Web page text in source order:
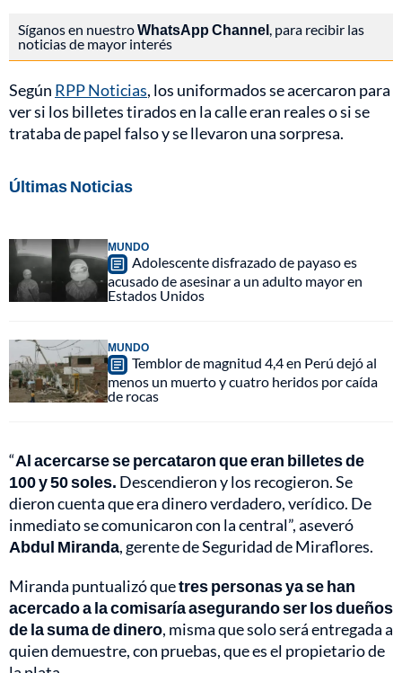
Síganos en nuestroWhatsApp Channel, para recibir las
noticias de mayor interés
Según RPP Noticias, los uniformados se acercaron para
ver si los billetes tirados en la calle eran reales o si se
trataba de papel falso y se llevaron una sorpresa.
Últimas Noticias
MUNDO
Adolescente disfrazado de payaso es
acusado de asesinar a un adulto mayor en
Estados Unidos
MUNDO
Temblor de magnitud 4,4 en Perú dejó al
menos un muerto y cuatro heridos por caída
de rocas
“Al acercarse se percataron que eran billetes de
100 y 50 soles. Descendieron y los recogieron. Se
dieron cuenta que era dinero verdadero, verídico. De
inmediato se comunicaron con la central”, aseveró
Abdul Miranda, gerente de Seguridad de Miraflores.
Miranda puntualizó quetres personas ya se han
acercado a la comisaría asegurando ser los dueños
de la suma de dinero, misma que solo será entregada a
quien demuestre, con pruebas, que es el propietario de